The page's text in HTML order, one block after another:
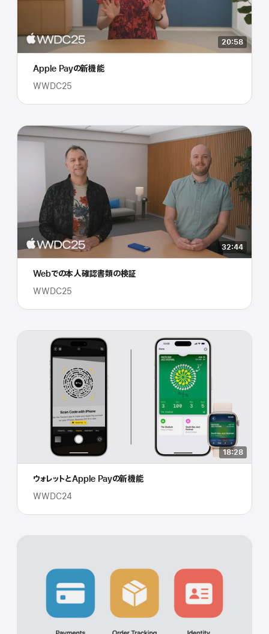
20:58
Apple Payの新機能
WWDC25
32:44
Webでの本人確認書類の検証
WWDC25
18:28
ウォレットとApple Payの新機能
WWDC24